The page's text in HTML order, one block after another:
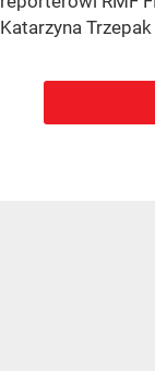
Katarzyna Trzepak